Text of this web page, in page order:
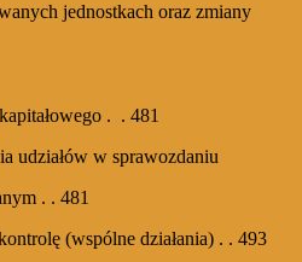
jednostkach oraz zmiany
. . 481
udziałów w sprawozdaniu
. . 481
(wspólne działania) . . 493